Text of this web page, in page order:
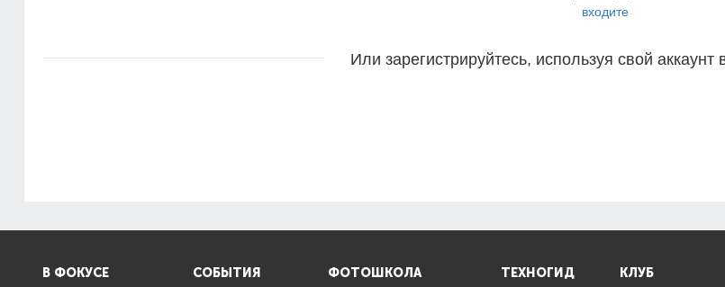
входите
Или зарегистрируйтесь, используя свой аккаунт
В ФОКУСЕ СОБЫТИЯ ФОТОШКОЛА ТЕХНОГИД КЛУБ